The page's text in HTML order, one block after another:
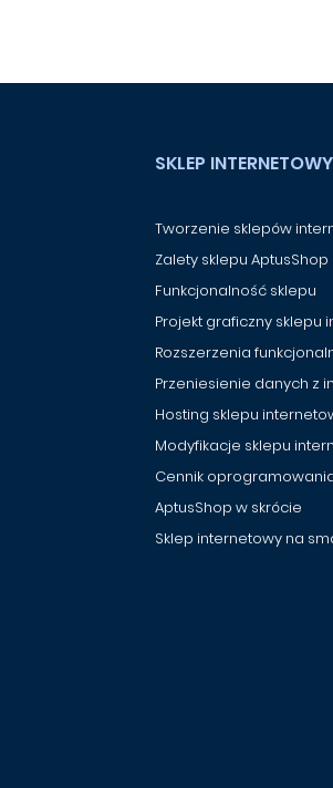
SKLEP INTERNETOWY
Tworzenie sklepów
Zalety sklepu AptusShop
Funkcjonalność sklepu
Projekt graficzny sklepu
Rozszerzenia
Przeniesienie danych z
Hosting sklepu
Modyfikacje sklepu
Cennik
AptusShop w skrócie
Sklep internetowy na